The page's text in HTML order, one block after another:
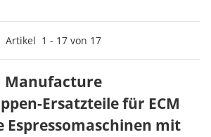
Artikel 1 - 17 von 17
Manufacture
Ersatzteile für ECM
mit